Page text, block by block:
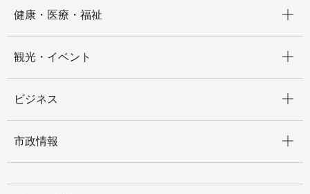
健康・医療・福祉
観光・イベント
ビジネス
市政情報